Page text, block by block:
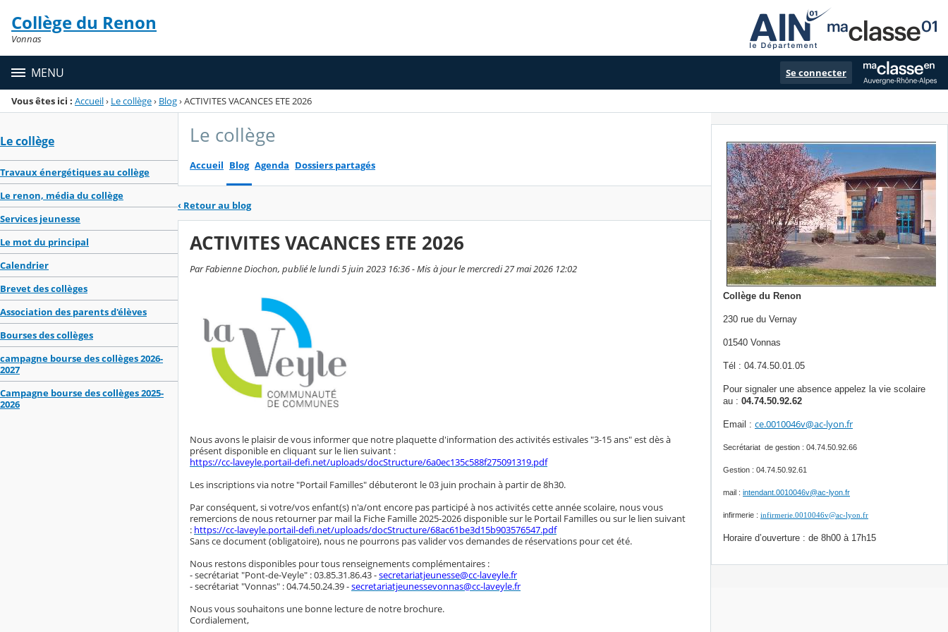
Menu de la rubrique
Contenu
Collège du Renon
Vonnas
MENU Se connecter
Vous êtes ici : Accueil› Le collège› Blog›ACTIVITES VACANCES ETE 2026
Le collège
Travaux énergétiques au collège
Le renon, média du collège
Services jeunesse
Le mot du principal
Calendrier
Brevet des collèges
Association des parents d'élèves
Bourses des collèges
campagne bourse des collèges 2026-
2027
Campagne bourse des collèges 2025-
2026
Le collège
Accueil Blog Agenda Dossiers partagés
‹ Retour au blog
ACTIVITES VACANCES ETE 2026
Par Fabienne Diochon, publié le lundi 5 juin 2023 16:36 - Mis à jour le mercredi 27 mai 2026 12:02
Nous avons le plaisir de vous informer que notre plaquette d'information des activités estivales "3-15 ans" est dès à
présent disponible en cliquant sur le lien suivant :
https://cc-laveyle.portail-defi.net/uploads/docStructure/6a0ec135c588f275091319.pdf
Les inscriptions via notre "Portail Familles" débuteront le 03 juin prochain à partir de 8h30.
Par conséquent, si votre/vos enfant(s) n'a/ont encore pas participé à nos activités cette année scolaire, nous vous
remercions de nous retourner par mail la Fiche Famille 2025-2026 disponible sur le Portail Familles ou sur le lien suivant
: https://cc-laveyle.portail-defi.net/uploads/docStructure/68ac61be3d15b903576547.pdf
Sans ce document (obligatoire), nous ne pourrons pas valider vos demandes de réservations pour cet été.
Nous restons disponibles pour tous renseignements complémentaires :
- secrétariat "Pont-de-Veyle" : 03.85.31.86.43 -secretariatjeunesse@cc-laveyle.fr
- secrétariat "Vonnas" : 04.74.50.24.39 -secretariatjeunessevonnas@cc-laveyle.fr
Nous vous souhaitons une bonne lecture de notre brochure.
Cordialement,
Collège du Renon
230 rue du Vernay
01540 Vonnas
Tél : 04.74.50.01.05
Pour signaler une absence appelez la vie scolaire
au : 04.74.50.92.62
Email : ce.0010046v@ac-lyon.fr
Secrétariat de gestion : 04.74.50.92.66
Gestion : 04.74.50.92.61
mail : intendant.0010046v@ac-lyon.fr
infirmerie : infirmerie.0010046v@ac-lyon.fr
Horaire d’ouverture : de 8h00 à 17h15